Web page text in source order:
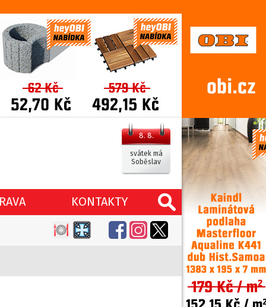
8. 8.
svátek má
Soběslav
KONTAKTY